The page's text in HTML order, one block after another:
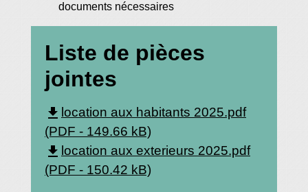
documents nécessaires
Liste de pièces
jointes
file_download location aux habitants 2025.pdf
(PDF - 149.66 kB)
file_download location aux exterieurs 2025.pdf
(PDF - 150.42 kB)